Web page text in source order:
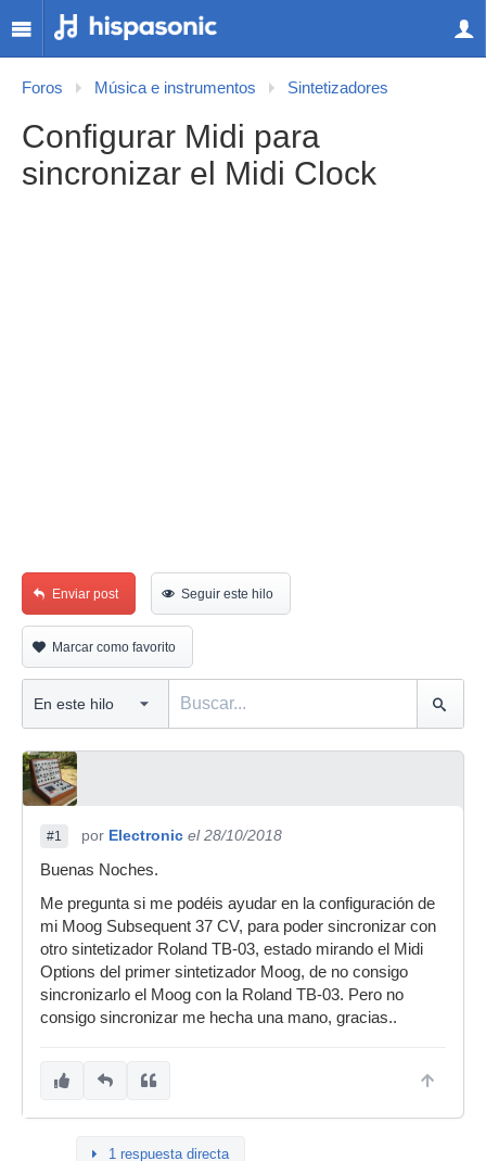
Foros Música e instrumentos Sintetizadores
Configurar Midi para
sincronizar el Midi Clock
Enviar post Seguir este hilo
Marcar como favorito
#1 por Electronic el 28/10/2018
Buenas Noches.
Me pregunta si me podéis ayudar en la configuración de
mi Moog Subsequent 37 CV, para poder sincronizar con
otro sintetizador Roland TB-03, estado mirando el Midi
Options del primer sintetizador Moog, de no consigo
sincronizarlo el Moog con la Roland TB-03. Pero no
consigo sincronizar me hecha una mano, gracias..
1 respuesta directa